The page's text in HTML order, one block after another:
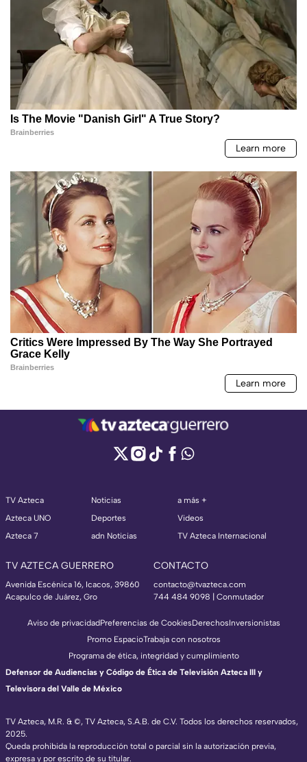
TV Azteca
Azteca UNO
Azteca 7
Noticias
Deportes
adn Noticias
a más +
Videos
TV Azteca Internacional
TV AZTECA GUERRERO
Avenida Escénica 16, Icacos, 39860
Acapulco de Juárez, Gro
CONTACTO
contacto@tvazteca.com
744 484 9098 | Conmutador
TV Azteca, M.R. & ©, TV Azteca, S.A.B. de C.V. Todos los derechos reservados,
2025.
Queda prohibida la reproducción total o parcial sin la autorización previa,
expresa y por escrito de su titular.
Aviso de privacidadPreferencias de CookiesDerechosInversionistas
Promo EspacioTrabaja con nosotros
Programa de ética, integridad y cumplimiento
Defensor de Audiencias y Código de Ética de Televisión Azteca III y
Televisora del Valle de México